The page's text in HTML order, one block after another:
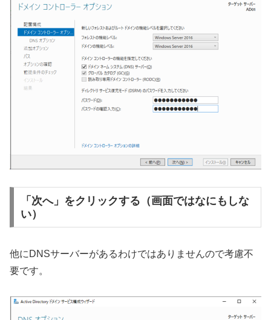
「次へ」をクリックする（画面ではなにもしな
い）
他にDNSサーバーがあるわけではありませんので考慮不
要です。